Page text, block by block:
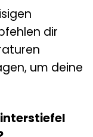
dir
um deine